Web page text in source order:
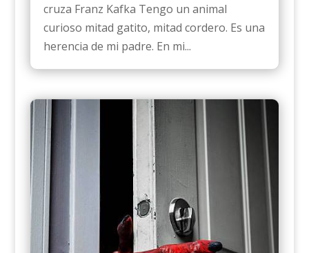
cruza Franz Kafka Tengo un animal
curioso mitad gatito, mitad cordero. Es una
herencia de mi padre. En mi...